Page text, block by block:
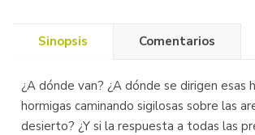
Sinopsis Comentarios
¿A dónde van? ¿A dónde se dirigen esas
hormigas caminando sigilosas sobre las
desierto? ¿Y si la respuesta a todas las